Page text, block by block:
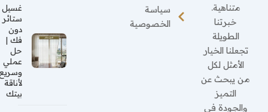
متناهية.
خبرتنا
الطويلة
تجعلنا الخيار
الأمثل لكل
من يبحث عن
التميز
والجودة في
سياسة
الخصوصية
غسيل
ستائر
دون
فك |
حل
عملي
وسريع
لأناقة
بيتك